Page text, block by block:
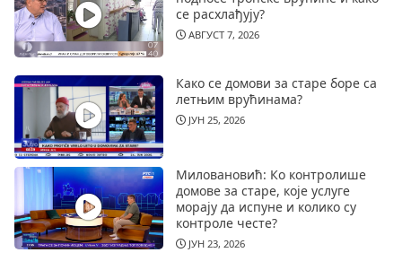
се расхлађују?
АВГУСТ 7, 2026
Како се домови за старе боре са
летњим врућинама?
ЈУН 25, 2026
Миловановић: Ко контролише
домове за старе, које услуге
морају да испуне и колико су
контроле честе?
ЈУН 23, 2026